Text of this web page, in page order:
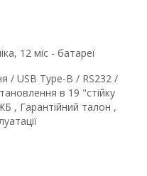
12 міс - батареї
/ USB Type-B / RS232 /
в 19 "стійку
, Гарантійний талон ,